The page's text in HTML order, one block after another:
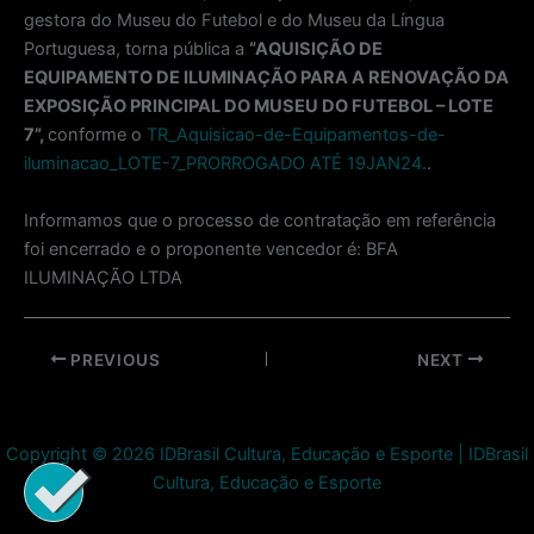
gestora do Museu do Futebol e do Museu da Língua
Portuguesa, torna pública a “AQUISIÇÃO DE
EQUIPAMENTO DE ILUMINAÇÃO PARA A RENOVAÇÃO DA
EXPOSIÇÃO PRINCIPAL DO MUSEU DO FUTEBOL – LOTE
7”, conforme o TR_Aquisicao-de-Equipamentos-de-
iluminacao_LOTE-7_PRORROGADO ATÉ 19JAN24..
Informamos que o processo de contratação em referência
foi encerrado e o proponente vencedor é: BFA
ILUMINAÇÃO LTDA
Post
PREVIOUS NEXT
Copyright © 2026 IDBrasil Cultura, Educação e Esporte | IDBrasil
Cultura, Educação e Esporte